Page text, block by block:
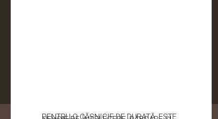
PENTRU O CĂSNICIE DE DURATĂ, ESTE